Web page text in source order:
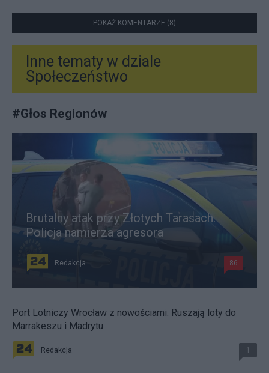
POKAŻ KOMENTARZE (8)
Inne tematy w dziale
Społeczeństwo
#Głos Regionów
Brutalny atak przy Złotych Tarasach.
Policja namierza agresora
Redakcja 86
Port Lotniczy Wrocław z nowościami. Ruszają loty do
Marrakeszu i Madrytu
Redakcja 1